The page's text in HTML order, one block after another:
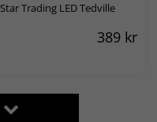
Star Trading LED Tedville
389 kr